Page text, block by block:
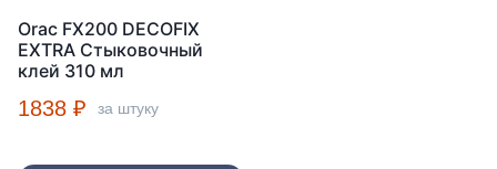
Orac FX200 DECOFIX
EXTRA Стыковочный
клей 310 мл
1838 ₽ за штуку